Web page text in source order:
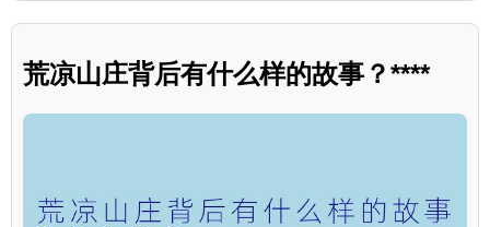
荒凉山庄背后有什么样的故事？****